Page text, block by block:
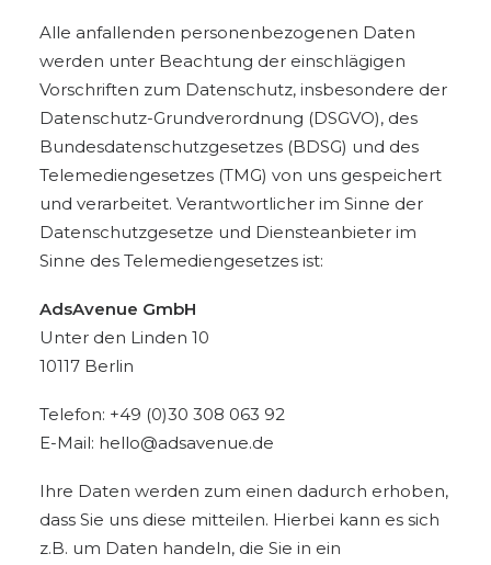
Alle anfallenden personenbezogenen Daten
werden unter Beachtung der einschlägigen
Vorschriften zum Datenschutz, insbesondere der
Datenschutz-Grundverordnung (DSGVO), des
Bundesdatenschutzgesetzes (BDSG) und des
Telemediengesetzes (TMG) von uns gespeichert
und verarbeitet. Verantwortlicher im Sinne der
Datenschutzgesetze und Diensteanbieter im
Sinne des Telemediengesetzes ist:
AdsAvenue GmbH
Unter den Linden 10
10117 Berlin
Telefon: +49 (0)30 308 063 92
E-Mail: hello@adsavenue.de
Ihre Daten werden zum einen dadurch erhoben,
dass Sie uns diese mitteilen. Hierbei kann es sich
z.B. um Daten handeln, die Sie in ein